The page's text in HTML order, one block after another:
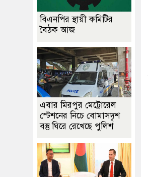
বিএনপির স্থায়ী কমিটির
বৈঠক আজ
এবার মিরপুর মেট্রোরেল
স্টেশনের নিচে বোমাসদৃশ
বস্তু ঘিরে রেখেছে পুলিশ